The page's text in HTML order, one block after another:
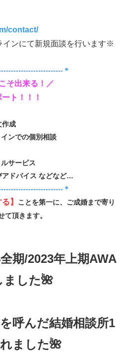
contact/
ンにて新規面談を行います※
＊
そ出来る！／
ト！！！
作成
ンでの個別相談
サービス
アドバイス などなど…
＊
】 ことを第一に、ご成婚まで寄り
て頂きます。
期/2023年上期AWA
ました🌺
呼んだ結婚相談所1
ました🌺